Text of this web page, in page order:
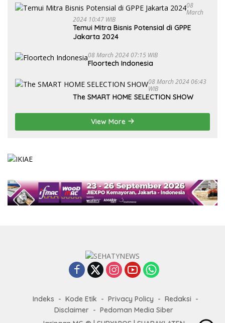
08
March
2024 10:47 WIB
Temui Mitra Bisnis Potensial di GPPE
Jakarta 2024
08 March 2024 07:15 WIB
Floortech Indonesia
08 March 2024 06:43
WIB
The SMART HOME SELECTION SHOW
View More
Indeks Kode Etik Privacy Policy
Redaksi
Disclaimer
Pedoman Media Siber